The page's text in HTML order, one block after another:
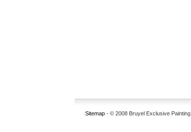
Sitemap- © 2008 Bruyel Exclusive Painting